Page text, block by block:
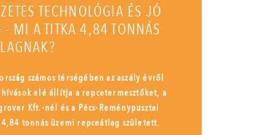
TECHNOLÓGIA ÉS JÓ
- MI A TITKA 4,84 TONNÁS
számos térségében az aszály évről
elé állítja a repcetermesztőket, a
Kft.-nél és a Pécs-Reménypusztai
tonnás üzemi repceátlag született.